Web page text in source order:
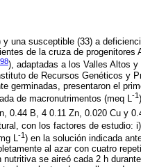
una susceptible (33) a
de la cruza de progenitores
), adaptadas a los Valles Altos
de Recursos Genéticos y
germinadas, presentaron el
de macronutrimentos (meq L-1
0.44 B, 4 0.11 Zn, 0.020 Cu y
con los factores de estudio:
L-1) en la solución indicada
al azar con cuatro
se aireó cada 2 h